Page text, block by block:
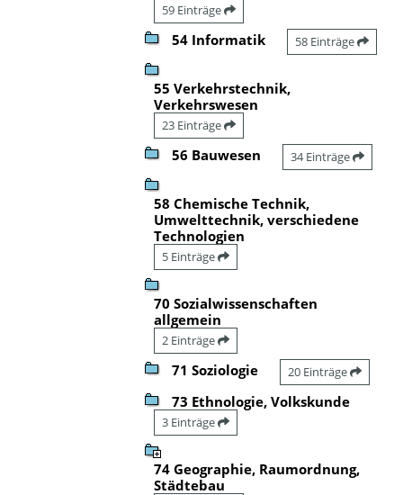
59 Einträge
54 Informatik 58 Einträge
55 Verkehrstechnik,
Verkehrswesen
23 Einträge
56 Bauwesen 34 Einträge
58 Chemische Technik,
Umwelttechnik, verschiedene
Technologien
5 Einträge
70 Sozialwissenschaften
allgemein
2 Einträge
71 Soziologie 20 Einträge
73 Ethnologie, Volkskunde
3 Einträge
74 Geographie, Raumordnung,
Städtebau